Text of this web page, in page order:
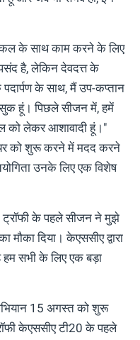
के साथ काम करने के लिए
है, लेकिन देवदत्त के
के साथ, मैं उप-कप्तान
हूं। पिछले सीजन में, हमें
को लेकर आशावादी हूं।"
को शुरू करने में मदद करने
उनके लिए एक विशेष
ट्रॉफी के पहले सीजन ने मुझे
दिया। केएससीए द्वारा
हम सभी के लिए एक बड़ा
15 अगस्त को शुरू
केएससीए टी20 के पहले